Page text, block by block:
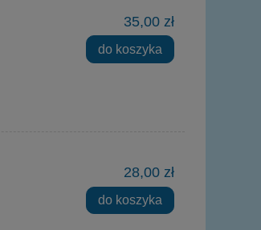
35,00 zł
do koszyka
28,00 zł
do koszyka